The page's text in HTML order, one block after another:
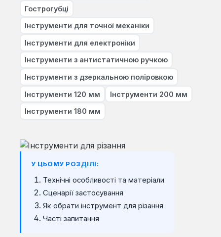
Гострогубці
Інструменти для точної механіки
Інструменти для електроніки
Інструменти з антистатичною ручкою
Інструменти з дзеркальною поліровкою
Інструменти 120 мм Інструменти 200 мм
Інструменти 180 мм
У ЦЬОМУ РОЗДІЛІ:
Технічні особливості та матеріали
Сценарії застосування
Як обрати інструмент для різання
Часті запитання